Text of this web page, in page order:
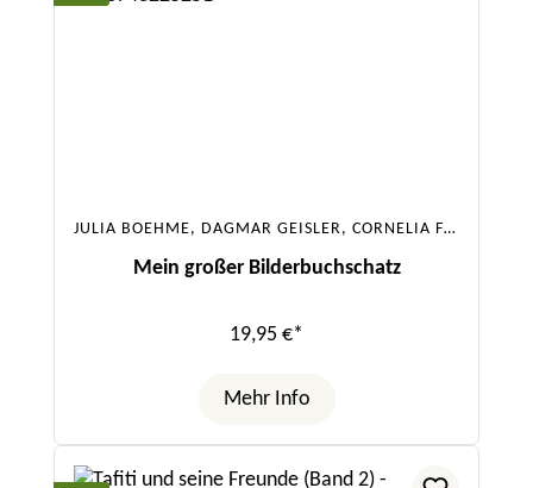
JULIA BOEHME, DAGMAR GEISLER, CORNELIA FUNKE, SASKIA HULA, URSULA POZNANSKI, SABINE BOHLMANN
Mein großer Bilderbuchschatz
19,95 €*
Mehr Info